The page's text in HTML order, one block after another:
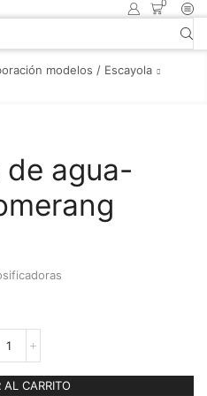
0
modelos / Escayola
agua-
AL CARRITO